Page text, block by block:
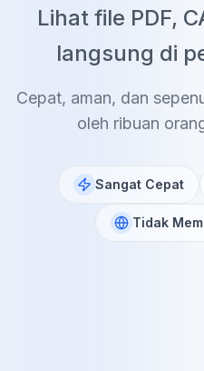
Lihat file PDF,
langsung di
Cepat, aman, dan
oleh ribuan
Sangat Cepat
Tidak